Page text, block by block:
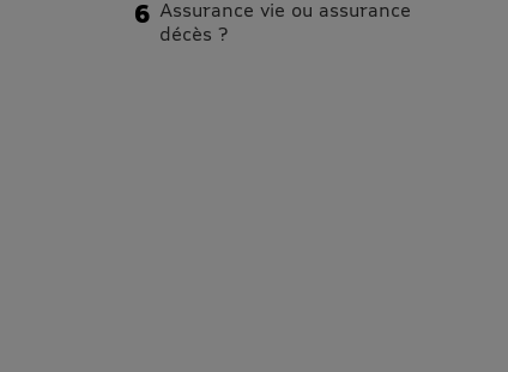
Assurance vie ou assurance
décès ?